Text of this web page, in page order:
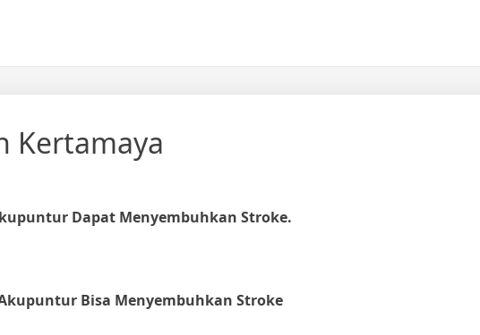
Kertamaya
Dapat Menyembuhkan Stroke.
Bisa Menyembuhkan Stroke